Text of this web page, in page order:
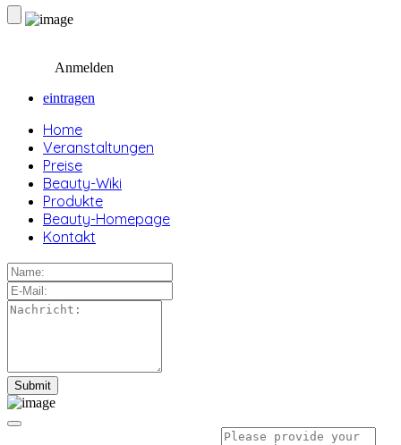
Anmelden
eintragen
Home
Veranstaltungen
Preise
Beauty-Wiki
Produkte
Beauty-Homepage
Kontakt